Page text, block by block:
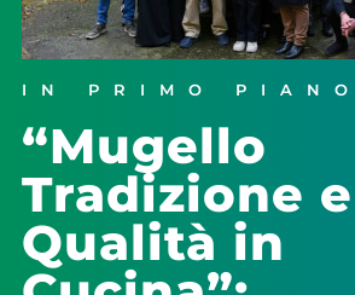
IN PRIMO PIANO
“Mugello
Tradizione e
Qualità in